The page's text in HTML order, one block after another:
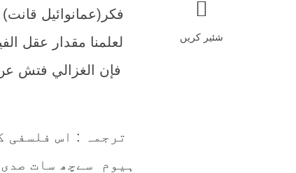
شئیر کریں
فكر(عمانوائيل
لعلمنا مقدار عقل
فإن الغزالي فتش
ترجمہ : اس فلسفی
ہیوم سےچھ سات